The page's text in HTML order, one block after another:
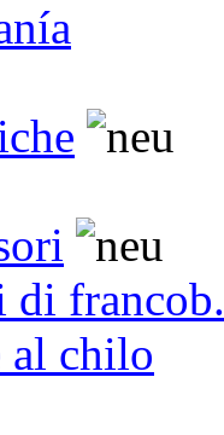
di francob.
al chilo